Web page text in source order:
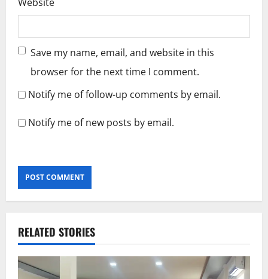
Save my name, email, and website in this
browser for the next time I comment.
Notify me of follow-up comments by email.
Notify me of new posts by email.
RELATED STORIES